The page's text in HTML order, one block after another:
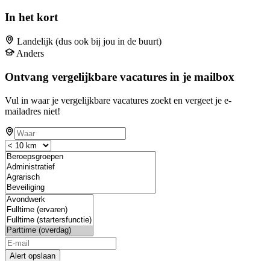
In het kort
Landelijk (dus ook bij jou in de buurt)
Anders
Ontvang vergelijkbare vacatures in je mailbox
Vul in waar je vergelijkbare vacatures zoekt en vergeet je e-
mailadres niet!
Alert opslaan